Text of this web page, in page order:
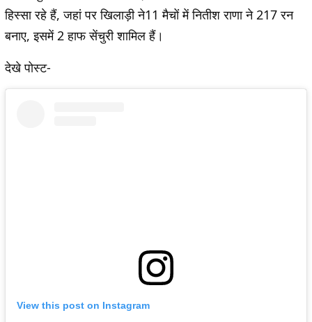
हिस्सा रहे हैं, जहां पर खिलाड़ी ने11 मैचों में नितीश राणा ने 217 रन
बनाए, इसमें 2 हाफ सेंचुरी शामिल हैं।
देखे पोस्ट-
View this post on Instagram